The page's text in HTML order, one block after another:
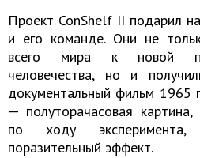
Проект ConShelf II подарил
и его команде. Они не
всего мира к новой
человечества, но и
документальный фильм 1965
— полуторачасовая
по ходу
поразительный эффект.